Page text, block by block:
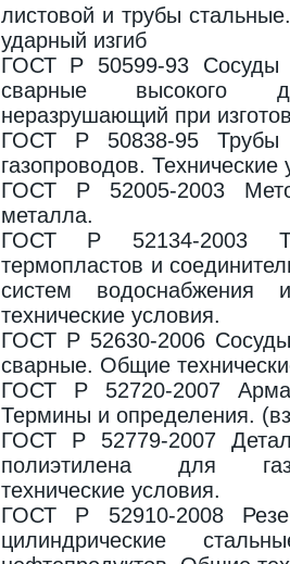
листовой и трубы
ударный изгиб
ГОСТ Р 50599-93 Сосуды
сварные высокого
неразрушающий при
ГОСТ Р 50838-95 Трубы
газопроводов. Технические
ГОСТ Р 52005-2003
металла.
ГОСТ Р 52134-2003
термопластов и
систем
технические условия.
ГОСТ Р 52630-2006
сварные. Общие
ГОСТ Р 52720-2007
Термины и определения.
ГОСТ Р 52779-2007
полиэтилена для
технические условия.
ГОСТ Р 52910-2008
цилиндрические